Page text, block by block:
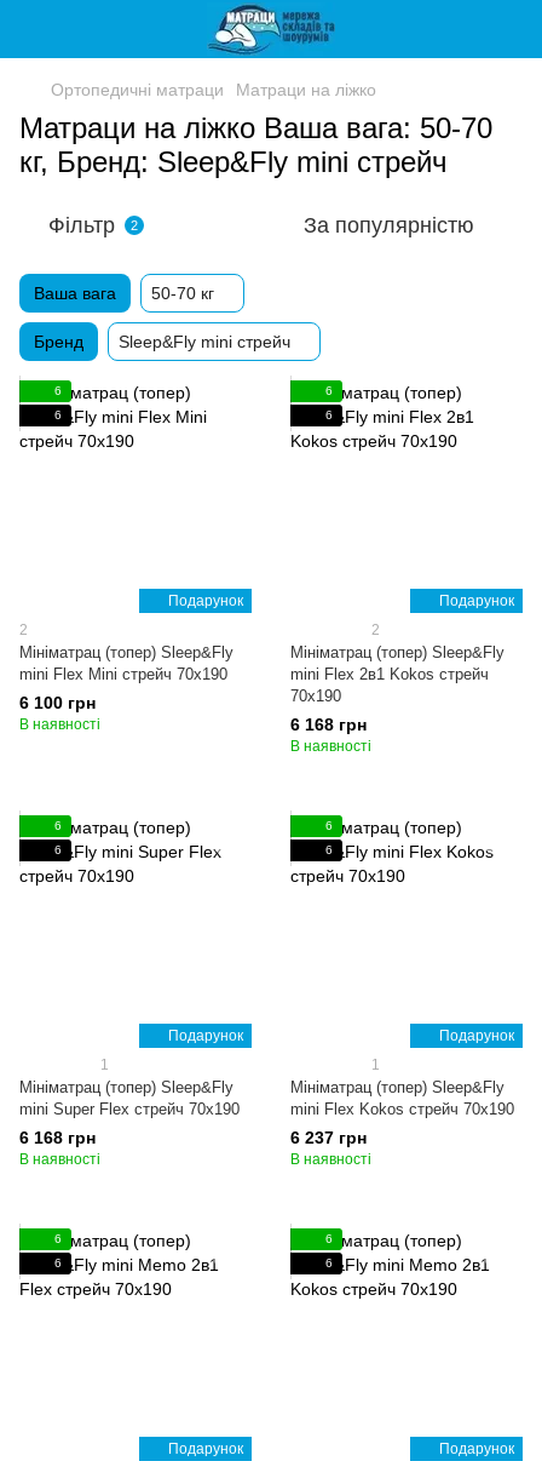
Ортопедичні матраци Матраци на ліжко
Матраци на ліжко Ваша вага: 50-70
кг, Бренд: Sleep&Fly mini стрейч
Фільтр 2 За популярністю
Ваша вага 50-70 кг
Бренд Sleep&Fly mini стрейч
Подарунок
6
6
2
Мініматрац (топер) Sleep&Fly
mini Flex Mini стрейч 70x190
6 100 грн
В наявності
Подарунок
6
6
2
Мініматрац (топер) Sleep&Fly
mini Flex 2в1 Kokos стрейч
70x190
6 168 грн
В наявності
Подарунок
6
6
1
Мініматрац (топер) Sleep&Fly
mini Super Flex стрейч 70x190
6 168 грн
В наявності
Подарунок
6
6
1
Мініматрац (топер) Sleep&Fly
mini Flex Kokos стрейч 70x190
6 237 грн
В наявності
Подарунок
6
6
Подарунок
6
6